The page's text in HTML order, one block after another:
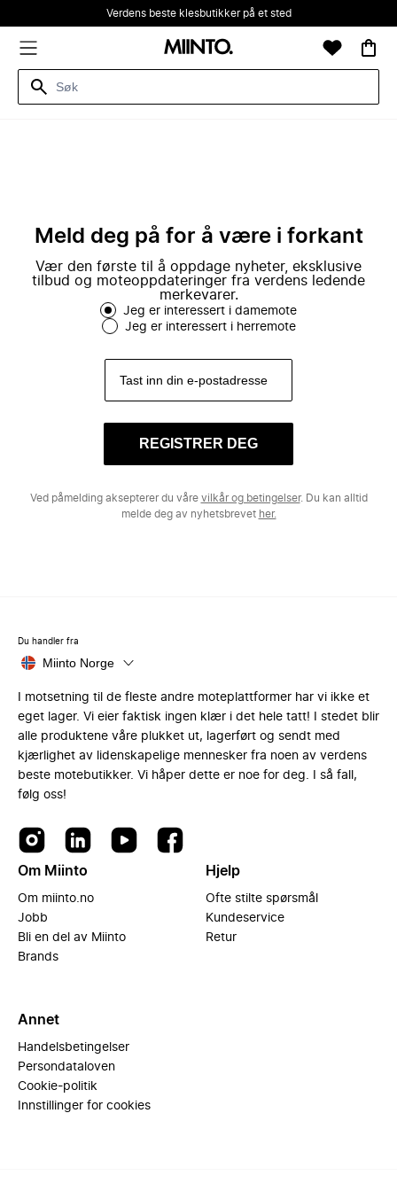
Verdens beste klesbutikker på et sted
Meld deg på for å være i forkant
Vær den første til å oppdage nyheter, eksklusive
tilbud og moteoppdateringer fra verdens ledende
merkevarer.
Jeg er interessert i damemote
Jeg er interessert i herremote
REGISTRER DEG
Ved påmelding aksepterer du våre vilkår og betingelser. Du kan alltid
melde deg av nyhetsbrevet her.
Du handler fra
Miinto Norge
I motsetning til de fleste andre moteplattformer har vi ikke et
eget lager. Vi eier faktisk ingen klær i det hele tatt! I stedet blir
alle produktene våre plukket ut, lagerført og sendt med
kjærlighet av lidenskapelige mennesker fra noen av verdens
beste motebutikker. Vi håper dette er noe for deg. I så fall,
følg oss!
Om Miinto
Om miinto.no
Jobb
Bli en del av Miinto
Brands
Hjelp
Ofte stilte spørsmål
Kundeservice
Retur
Annet
Handelsbetingelser
Persondataloven
Cookie-politik
Innstillinger for cookies